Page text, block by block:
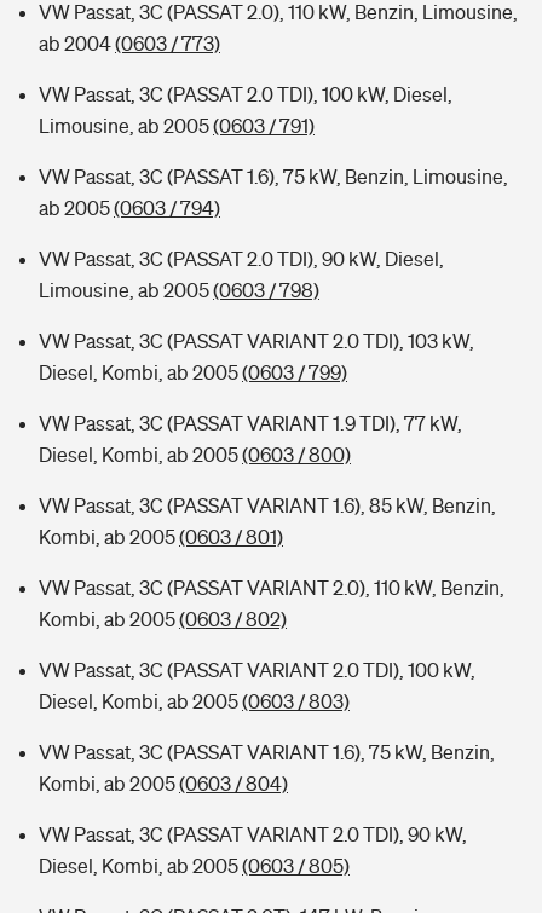
VW Passat, 3C (PASSAT 2.0), 110 kW, Benzin, Limousine,
ab 2004(0603 / 773)
VW Passat, 3C (PASSAT 2.0 TDI), 100 kW, Diesel,
Limousine, ab 2005(0603 / 791)
VW Passat, 3C (PASSAT 1.6), 75 kW, Benzin, Limousine,
ab 2005(0603 / 794)
VW Passat, 3C (PASSAT 2.0 TDI), 90 kW, Diesel,
Limousine, ab 2005(0603 / 798)
VW Passat, 3C (PASSAT VARIANT 2.0 TDI), 103 kW,
Diesel, Kombi, ab 2005(0603 / 799)
VW Passat, 3C (PASSAT VARIANT 1.9 TDI), 77 kW,
Diesel, Kombi, ab 2005(0603 / 800)
VW Passat, 3C (PASSAT VARIANT 1.6), 85 kW, Benzin,
Kombi, ab 2005(0603 / 801)
VW Passat, 3C (PASSAT VARIANT 2.0), 110 kW, Benzin,
Kombi, ab 2005(0603 / 802)
VW Passat, 3C (PASSAT VARIANT 2.0 TDI), 100 kW,
Diesel, Kombi, ab 2005(0603 / 803)
VW Passat, 3C (PASSAT VARIANT 1.6), 75 kW, Benzin,
Kombi, ab 2005(0603 / 804)
VW Passat, 3C (PASSAT VARIANT 2.0 TDI), 90 kW,
Diesel, Kombi, ab 2005(0603 / 805)